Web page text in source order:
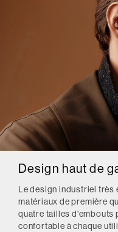
Design haut de
Le design industriel très
matériaux de première
quatre tailles d'embouts
confortable à chaque